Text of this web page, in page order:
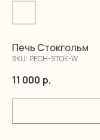
Печь Стокгольм
SKU: PECH-STOK-W
11 000 р.